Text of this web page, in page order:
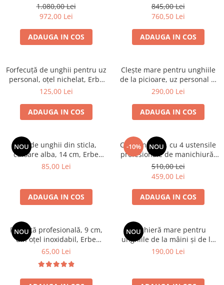
1.080,00 Lei
972,00 Lei
ADAUGA IN COS
845,00 Lei
760,50 Lei
ADAUGA IN COS
Forfecuță de unghii pentru uz
personal, oțel nichelat, Erbe
Solingen
125,00 Lei
ADAUGA IN COS
Clește mare pentru unghiile
de la picioare, uz personal și
profesional (14 cm), oțel
290,00 Lei
ADAUGA IN COS
NOU
Pila de unghii din sticla,
culoare alba, 14 cm, Erbe
Solingen
85,00 Lei
ADAUGA IN COS
-10% NOU
Cub din lemn, cu 4 ustensile
profesionale de manichiură,
Erbe Solingen
510,00 Lei
459,00 Lei
ADAUGA IN COS
NOU
Pensetă profesională, 9 cm,
din oțel inoxidabil, Erbe
Solingen
65,00 Lei
NOU
Unghieră mare pentru
unghiile de la mâini și de la
picioare, 7.5 cm, Erbe
190,00 Lei